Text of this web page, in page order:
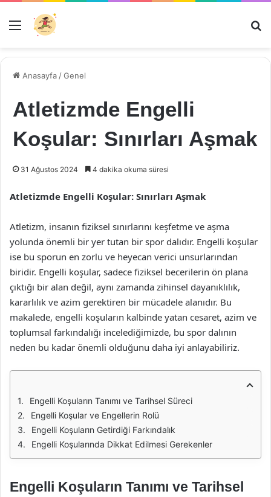
Menü
Anasayfa /Genel
Atletizmde Engelli
Koşular: Sınırları Aşmak
31 Ağustos 2024 4 dakika okuma süresi
Atletizmde Engelli Koşular: Sınırları Aşmak
Atletizm, insanın fiziksel sınırlarını keşfetme ve aşma
yolunda önemli bir yer tutan bir spor dalıdır. Engelli koşular
ise bu sporun en zorlu ve heyecan verici unsurlarından
biridir. Engelli koşular, sadece fiziksel becerilerin ön plana
çıktığı bir alan değil, aynı zamanda zihinsel dayanıklılık,
kararlılık ve azim gerektiren bir mücadele alanıdır. Bu
makalede, engelli koşuların kalbinde yatan cesaret, azim ve
toplumsal farkındalığı incelediğimizde, bu spor dalının
neden bu kadar önemli olduğunu daha iyi anlayabiliriz.
Engelli Koşuların Tanımı ve Tarihsel Süreci
Engelli Koşular ve Engellerin Rolü
Engelli Koşuların Getirdiği Farkındalık
Engelli Koşularında Dikkat Edilmesi Gerekenler
Engelli Koşuların Tanımı ve Tarihsel